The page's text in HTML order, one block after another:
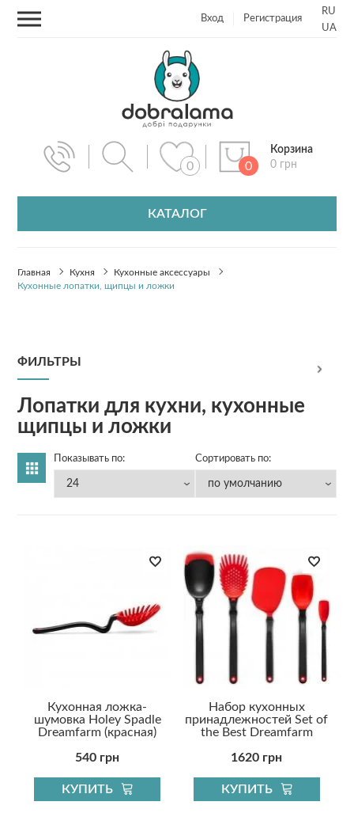
Вход Регистрация
RU
UA
0 0
Корзина
0 грн
КАТАЛОГ
Главная Кухня
Кухонные аксессуары
Кухонные лопатки, щипцы и ложки
ФИЛЬТРЫ
Лопатки для кухни, кухонные
щипцы и ложки
Показывать по: Сортировать по:
Кухонная ложка-
шумовка Holey Spadle
Dreamfarm (красная)
540 грн
КУПИТЬ
Набор кухонных
принадлежностей Set of
the Best Dreamfarm
1620 грн
КУПИТЬ